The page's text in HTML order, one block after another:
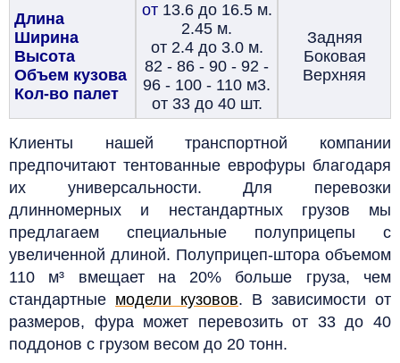
Длина
Ширина
Высота
Объем кузова
Кол-во палет
от 13.6 до 16.5 м.
2.45 м.
от 2.4 до 3.0 м.
82 - 86 - 90 - 92 -
96 - 100 - 110 м3.
от 33 до 40 шт.
Задняя
Боковая
Верхняя
Клиенты нашей транспортной компании
предпочитают тентованные еврофуры благодаря
их универсальности.Для перевозки
длинномерных и нестандартных грузов мы
предлагаем специальные полуприцепы с
увеличенной длиной. Полуприцеп-штора объемом
110 м³ вмещает на 20% больше груза, чем
стандартные модели кузовов. В зависимости от
размеров, фура может перевозить от 33 до 40
поддонов с грузом весом до 20 тонн.